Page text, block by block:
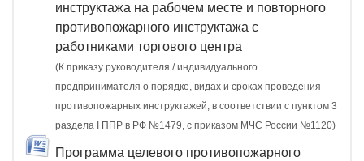
инструктажа на рабочем месте и повторного
противопожарного инструктажа с
работниками торгового центра
(К приказу руководителя / индивидуального
предпринимателя о порядке, видах и сроках проведения
противопожарных инструктажей, в соответствии с пунктом 3
раздела I ППР в РФ №1479, с приказом МЧС России №1120)
Программа целевого противопожарного